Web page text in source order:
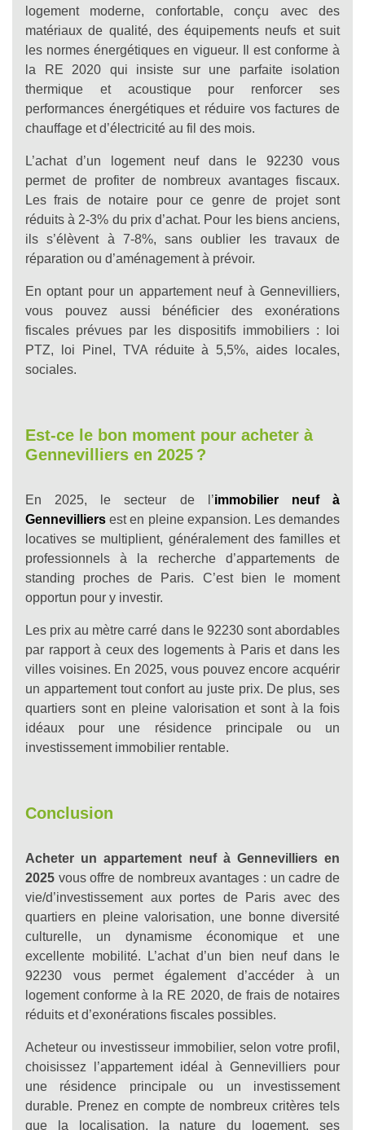
logement moderne, confortable, conçu avec des
matériaux de qualité, des équipements neufs et suit
les normes énergétiques en vigueur. Il est conforme à
la RE 2020 qui insiste sur une parfaite isolation
thermique et acoustique pour renforcer ses
performances énergétiques et réduire vos factures de
chauffage et d’électricité au fil des mois.
L’achat d’un logement neuf dans le 92230 vous
permet de profiter de nombreux avantages fiscaux.
Les frais de notaire pour ce genre de projet sont
réduits à 2-3% du prix d’achat. Pour les biens anciens,
ils s’élèvent à 7-8%, sans oublier les travaux de
réparation ou d’aménagement à prévoir.
En optant pour un appartement neuf à Gennevilliers,
vous pouvez aussi bénéficier des exonérations
fiscales prévues par les dispositifs immobiliers : loi
PTZ, loi Pinel, TVA réduite à 5,5%, aides locales,
sociales.
Est-ce le bon moment pour acheter à
Gennevilliers en 2025 ?
En 2025, le secteur de l’immobilier neuf à
Gennevilliers est en pleine expansion. Les demandes
locatives se multiplient, généralement des familles et
professionnels à la recherche d’appartements de
standing proches de Paris. C’est bien le moment
opportun pour y investir.
Les prix au mètre carré dans le 92230 sont abordables
par rapport à ceux des logements à Paris et dans les
villes voisines. En 2025, vous pouvez encore acquérir
un appartement tout confort au juste prix. De plus, ses
quartiers sont en pleine valorisation et sont à la fois
idéaux pour une résidence principale ou un
investissement immobilier rentable.
Conclusion
Acheter un appartement neuf à Gennevilliers en
2025 vous offre de nombreux avantages : un cadre de
vie/d’investissement aux portes de Paris avec des
quartiers en pleine valorisation, une bonne diversité
culturelle, un dynamisme économique et une
excellente mobilité. L’achat d’un bien neuf dans le
92230 vous permet également d’accéder à un
logement conforme à la RE 2020, de frais de notaires
réduits et d’exonérations fiscales possibles.
Acheteur ou investisseur immobilier, selon votre profil,
choisissez l’appartement idéal à Gennevilliers pour
une résidence principale ou un investissement
durable. Prenez en compte de nombreux critères tels
que la localisation, la nature du logement, ses